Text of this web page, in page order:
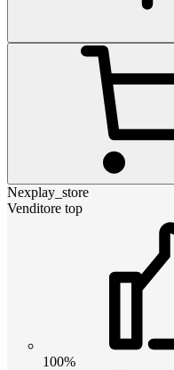
Nexplay_store
Venditore top
100%